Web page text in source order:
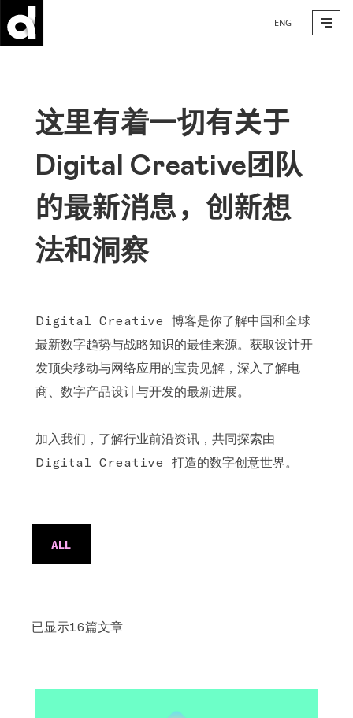
ENG
这里有着一切有关于
Digital Creative团队
的最新消息，创新想
法和洞察
Digital Creative 博客是你了解中国和全球
最新数字趋势与战略知识的最佳来源。获取设计开
发顶尖移动与网络应用的宝贵见解，深入了解电
商、数字产品设计与开发的最新进展。
加入我们，了解行业前沿资讯，共同探索由
Digital Creative 打造的数字创意世界。
ALL
已显示16篇文章